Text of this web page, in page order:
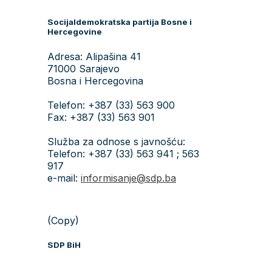
Socijaldemokratska partija Bosne i
Hercegovine
Adresa: Alipašina 41
71000 Sarajevo
Bosna i Hercegovina
Telefon: +387 (33) 563 900
Fax: +387 (33) 563 901
Služba za odnose s javnošću:
Telefon: +387 (33) 563 941 ; 563
917
e-mail: informisanje@sdp.ba
(Copy)
SDP BiH